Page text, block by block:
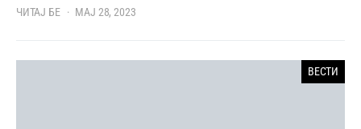
ЧИТАЈ БЕ МАЈ 28, 2023
ВЕСТИ